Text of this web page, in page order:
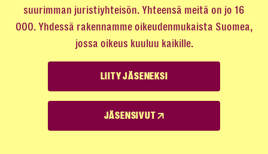
suurimman juristiyhteisön. Yhteensä meitä on jo 16
000. Yhdessä rakennamme oikeudenmukaista Suomea,
jossa oikeus kuuluu kaikille.
LIITY JÄSENEKSI
JÄSENSIVUT